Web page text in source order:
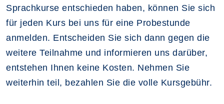
Sprachkurse entschieden haben, können Sie sich
für jeden Kurs bei uns für eine Probestunde
anmelden. Entscheiden Sie sich dann gegen die
weitere Teilnahme und informieren uns darüber,
entstehen Ihnen keine Kosten. Nehmen Sie
weiterhin teil, bezahlen Sie die volle Kursgebühr.